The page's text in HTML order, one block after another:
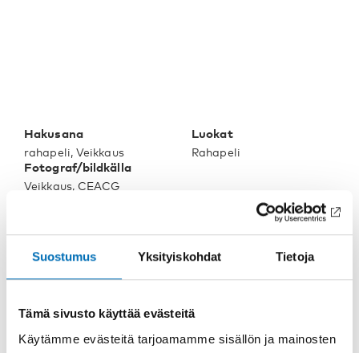
Suostumus Yksityiskohdat Tietoja
Tämä sivusto käyttää evästeitä
Käytämme evästeitä tarjoamamme sisällön ja mainosten
Hakusana
rahapeli, Veikkaus
Luokat
Rahapeli
Fotograf/bildkälla
Veikkaus, CEACG
Asiaan liittyvää sisältöä